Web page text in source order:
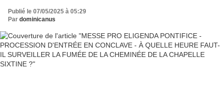
FUMÉE DE LA CHEMINÉE DE LA CHAPELLE
SIXTINE ?
Publié le 07/05/2025 à 05:29
Par dominicanus